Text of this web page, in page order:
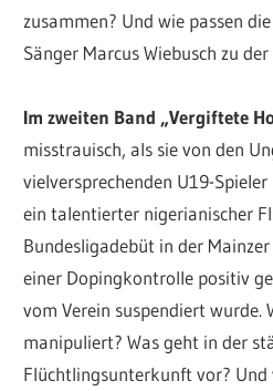
zusammen? Und wie passen
Sänger Marcus Wiebusch zu
Im zweiten Band „Vergiftete
misstrauisch, als sie von den
vielversprechenden U19-
ein talentierter nigerianischer
Bundesligadebüt in der
einer Dopingkontrolle positiv
vom Verein suspendiert wurde.
manipuliert? Was geht in der
Flüchtlingsunterkunft vor? Und